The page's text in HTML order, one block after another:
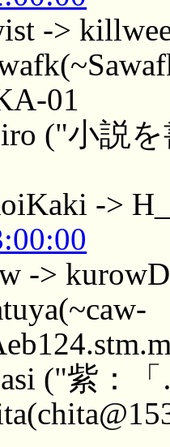
->
01
("小説
->
->
("紫：